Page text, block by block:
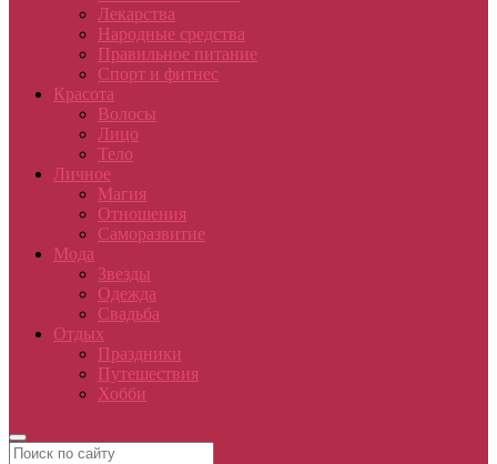
Лекарства
Народные средства
Правильное питание
Спорт и фитнес
Красота
Волосы
Лицо
Тело
Личное
Магия
Отношения
Саморазвитие
Мода
Звезды
Одежда
Свадьба
Отдых
Праздники
Путешествия
Хобби